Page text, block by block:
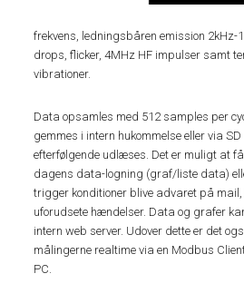
frekvens, ledningsbåren emission
drops, flicker, 4MHz HF impulser samt
vibrationer.
Data opsamles med 512 samples per
gemmes i intern hukommelse eller via
efterfølgende udlæses. Det er muligt at
dagens data-logning (graf/liste data)
trigger konditioner blive advaret på mail,
uforudsete hændelser. Data og grafer
intern web server. Udover dette er det
målingerne realtime via en Modbus
PC.